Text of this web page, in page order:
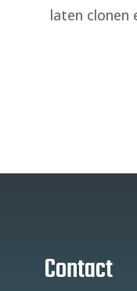
laten clonen
Contact